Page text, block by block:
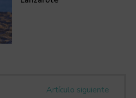
Artículo siguiente